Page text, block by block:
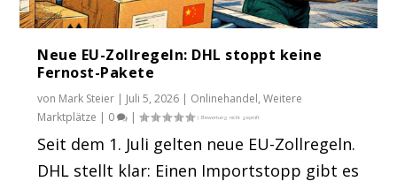
Neue EU-Zollregeln: DHL stoppt keine
Fernost-Pakete
von Mark Steier | Juli 5, 2026 | Onlinehandel,Weitere
Marktplätze | 0 |
Seit dem 1. Juli gelten neue EU-Zollregeln.
DHL stellt klar: Einen Importstopp gibt es